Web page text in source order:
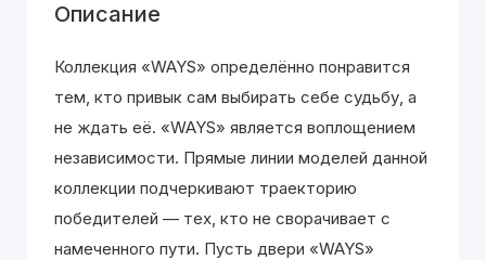
Описание
Коллекция «WAYS» определённо понравится
тем, кто привык сам выбирать себе судьбу, а
не ждать её. «WAYS» является воплощением
независимости. Прямые линии моделей данной
коллекции подчеркивают траекторию
победителей — тех, кто не сворачивает с
намеченного пути. Пусть двери «WAYS»